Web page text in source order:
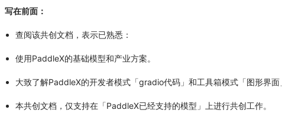
写在前面：
查阅该共创文档，表示已熟悉：
使用PaddleX的基础模型和产业方案。
大致了解PaddleX的开发者模式「gradio代码」和工具箱模式「图形界面
本共创文档，仅支持在「PaddleX已经支持的模型」上进行共创工作。